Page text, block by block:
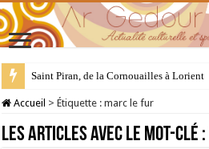
Saint Piran, de la Cornouailles à Lorient
Accueil > Étiquette :marc le fur
Les articles avec le mot-clé :